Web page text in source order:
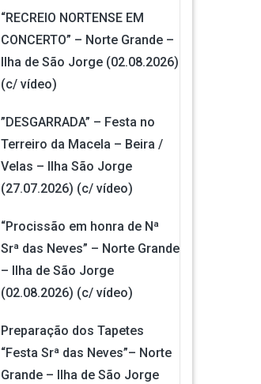
“RECREIO NORTENSE EM
CONCERTO” – Norte Grande –
Ilha de São Jorge (02.08.2026)
(c/ vídeo)
”DESGARRADA” – Festa no
Terreiro da Macela – Beira /
Velas – Ilha São Jorge
(27.07.2026) (c/ vídeo)
“Procissão em honra de Nª
Srª das Neves” – Norte Grande
– Ilha de São Jorge
(02.08.2026) (c/ vídeo)
Preparação dos Tapetes
“Festa Srª das Neves”– Norte
Grande – Ilha de São Jorge